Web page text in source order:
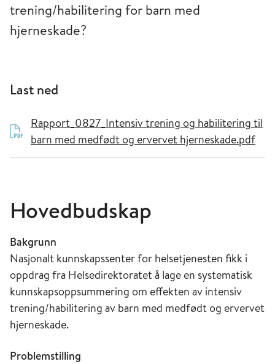
trening/habilitering for barn med
hjerneskade?
Last ned
Rapport_0827_Intensiv trening og habilitering til
barn med medfødt og ervervet hjerneskade.pdf
Hovedbudskap
Bakgrunn
Nasjonalt kunnskapssenter for helsetjenesten fikk i
oppdrag fra Helsedirektoratet å lage en systematisk
kunnskapsoppsummering om effekten av intensiv
trening/habilitering av barn med medfødt og ervervet
hjerneskade.
Problemstilling